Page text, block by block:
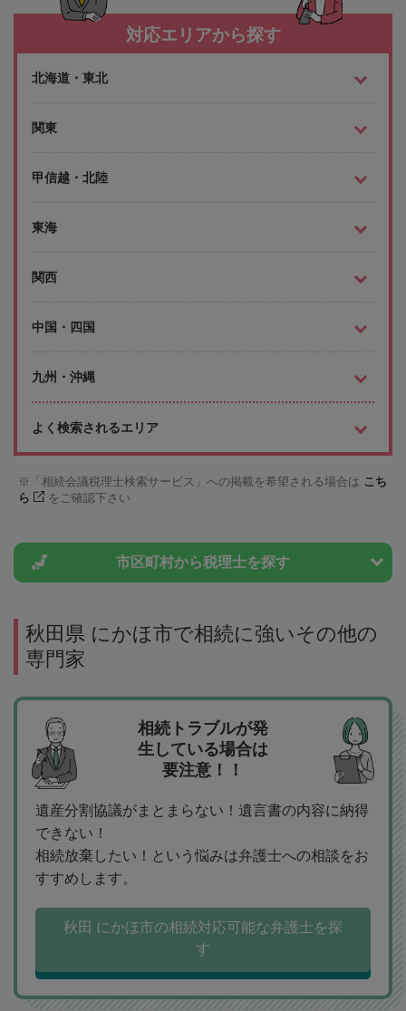
対応エリアから探す
北海道・東北
関東
甲信越・北陸
東海
関西
中国・四国
九州・沖縄
よく検索されるエリア
「相続会議税理士検索サービス」への掲載を希望される場合は こち
ら
をご確認下さい
市区町村から税理士を探す
秋田県 にかほ市で相続に強いその他の
専門家
相続トラブルが発
生している場合は
要注意！！
遺産分割協議がまとまらない！遺言書の内容に納得
できない！
相続放棄したい！という悩みは弁護士への相談をお
すすめします。
秋田 にかほ市の相続対応可能な弁護士を探
す